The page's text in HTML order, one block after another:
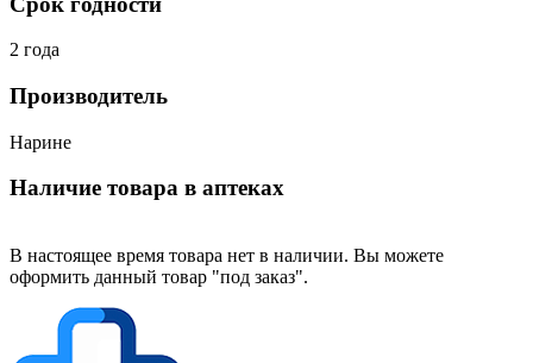
2 года
Производитель
Нарине
Наличие товара в аптеках
В настоящее время товара нет в наличии. Вы можете
оформить данный товар "под заказ".